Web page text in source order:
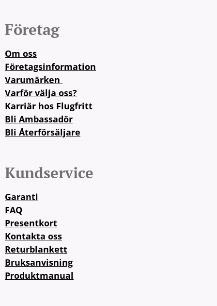
Företag
Om oss
Företagsinformation
Varumärken
Varför välja oss?
Karriär hos Flugfritt
Bli Ambassadör
Bli Återförsäljare
Kundservice
Garanti
FAQ
Presentkort
Kontakta oss
Returblankett
Bruksanvisning
Produktmanual